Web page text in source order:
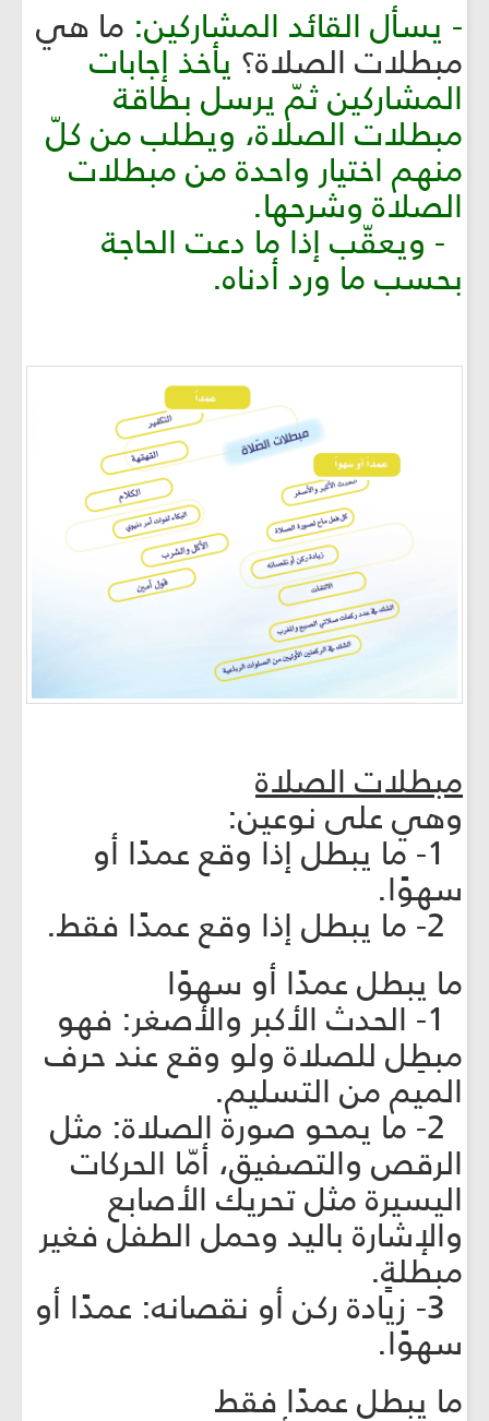
- يسأل القائد المشاركين: ما هي
مبطلات الصلاة؟ يأخذ إجابات
المشاركين ثمّ يرسل بطاقة
مبطلات الصلاة، ويطلب من كلّ
منهم اختيار واحدة من مبطلات
الصلاة وشرحها.
- ويعقّب إذا ما دعت الحاجة
بحسب ما ورد أدناه.
مبطلات الصلاة
وهي على نوعين‏:
1- ما يبطل إذا وقع عمدًا أو
سهوًا.
ما يبطل عمدًا أو سهوًا
1- الحدث الأكبر والأصغر: فهو
مبطِل للصلاة ولو وقع عند حرف
الميم من التسليم.
2- ما يمحو صورة الصلاة: مثل
الرقص والتصفيق، أمّا الحركات
اليسيرة مثل تحريك الأصابع
والإشارة باليد وحمل الطفل فغير
مبطلةٍ.
3- زيادة ركن أو نقصانه: عمدًا أو
سهوًا.
ما يبطل عمدًا فقط